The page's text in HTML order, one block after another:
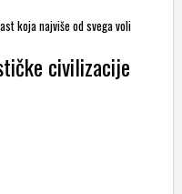
koja najviše od svega voli
civilizacije